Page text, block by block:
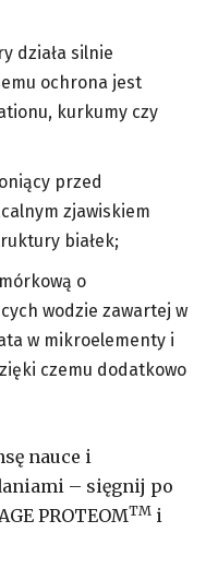
działa silnie
ochrona jest
kurkumy czy
przed
zjawiskiem
białek;
o
wodzie zawartej w
w mikroelementy i
czemu dodatkowo
nauce i
– sięgnij po
PROTEOMTM i